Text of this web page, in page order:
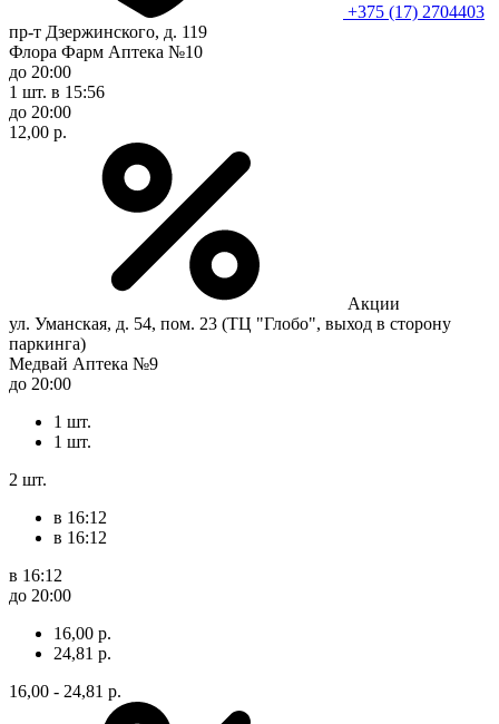
+375 (17) 2704403
пр-т Дзержинского, д. 119
Флора Фарм Аптека №10
до 20:00
1 шт. в 15:56
до 20:00
12,00 р.
Акции
ул. Уманская, д. 54, пом. 23 (ТЦ "Глобо", выход в сторону
паркинга)
Медвай Аптека №9
до 20:00
1 шт.
1 шт.
2 шт.
в 16:12
в 16:12
в 16:12
до 20:00
16,00 р.
24,81 р.
16,00 - 24,81 р.